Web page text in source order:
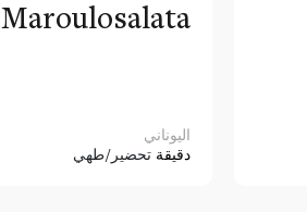
Maroulosalata
اليوناني
دقيقة تحضير/طهي